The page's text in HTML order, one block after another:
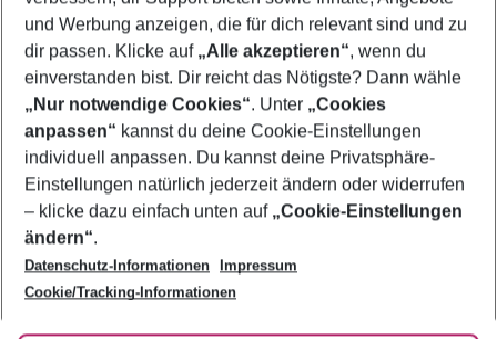
Footer
Footer navigation
Über uns
AGB
Bestpreisgarantie
Cookie-Einstellungen ändern
Cookie-Richtlinie
Agenturbetreuung
Barrierefreies Reisen
Folge uns
und Werbung anzeigen, die für dich relevant sind und zu
dir passen. Klicke auf „Alle akzeptieren“, wenn du
einverstanden bist. Dir reicht das Nötigste? Dann wähle
„Nur notwendige Cookies“. Unter „Cookies
anpassen“ kannst du deine Cookie-Einstellungen
individuell anpassen. Du kannst deine Privatsphäre-
Einstellungen natürlich jederzeit ändern oder widerrufen
– klicke dazu einfach unten auf „Cookie-Einstellungen
ändern“.
Datenschutz-Informationen
Impressum
Cookie/Tracking-Informationen